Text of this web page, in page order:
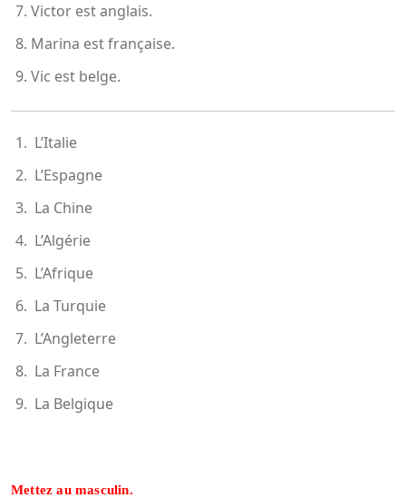
Victor est anglais.
Marina est française.
Vic est belge.
L’Italie
L’Espagne
La Chine
L’Algérie
L’Afrique
La Turquie
L’Angleterre
La France
La Belgique
Mettez au masculin.